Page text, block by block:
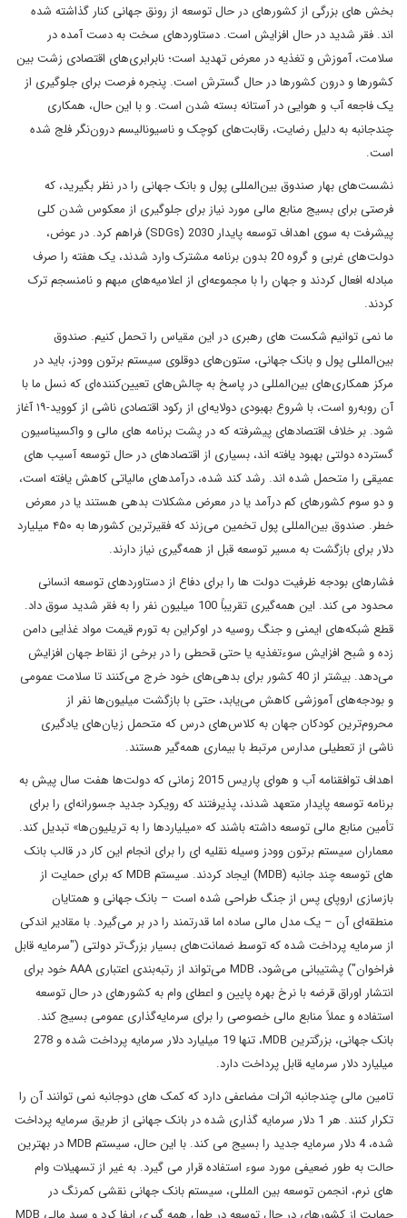
بخش های بزرگی از کشورهای در حال توسعه از رونق جهانی کنار گذاشته شده
اند. فقر شدید در حال افزایش است. دستاوردهای سخت به دست آمده در
سلامت، آموزش و تغذیه در معرض تهدید است؛ نابرابری‌های اقتصادی زشت بین
کشورها و درون کشورها در حال گسترش است. پنجره فرصت برای جلوگیری از
یک فاجعه آب و هوایی در آستانه بسته شدن است. و با این حال، همکاری
چندجانبه به دلیل رضایت، رقابت‌های کوچک و ناسیونالیسم درون‌نگر فلج شده
است.
نشست‌های بهار صندوق بین‌المللی پول و بانک جهانی را در نظر بگیرید، که
فرصتی برای بسیج منابع مالی مورد نیاز برای جلوگیری از معکوس شدن کلی
پیشرفت به سوی اهداف توسعه پایدار 2030 (SDGs) فراهم کرد. در عوض،
دولت‌های غربی و گروه 20 بدون برنامه مشترک وارد شدند، یک هفته را صرف
مبادله افعال کردند و جهان را با مجموعه‌ای از اعلامیه‌های مبهم و نامنسجم ترک
کردند.
ما نمی توانیم شکست های رهبری در این مقیاس را تحمل کنیم. صندوق
بین‌المللی پول و بانک جهانی، ستون‌های دوقلوی سیستم برتون وودز، باید در
مرکز همکاری‌های بین‌المللی در پاسخ به چالش‌های تعیین‌کننده‌ای که نسل ما با
آن روبه‌رو است، با شروع بهبودی دولایه‌ای از رکود اقتصادی ناشی از کووید-۱۹ آغاز
شود. بر خلاف اقتصادهای پیشرفته که در پشت برنامه های مالی و واکسیناسیون
گسترده دولتی بهبود یافته اند، بسیاری از اقتصادهای در حال توسعه آسیب های
عمیقی را متحمل شده اند. رشد کند شده، درآمدهای مالیاتی کاهش یافته است،
و دو سوم کشورهای کم درآمد یا در معرض مشکلات بدهی هستند یا در معرض
خطر. صندوق بین‌المللی پول تخمین می‌زند که فقیرترین کشورها به ۴۵۰ میلیارد
دلار برای بازگشت به مسیر توسعه قبل از همه‌گیری نیاز دارند.
فشارهای بودجه ظرفیت دولت ها را برای دفاع از دستاوردهای توسعه انسانی
محدود می کند. این همه‌گیری تقریباً 100 میلیون نفر را به فقر شدید سوق داد.
قطع شبکه‌های ایمنی و جنگ روسیه در اوکراین به تورم قیمت مواد غذایی دامن
زده و شبح افزایش سوءتغذیه یا حتی قحطی را در برخی از نقاط جهان افزایش
می‌دهد. بیشتر از 40 کشور برای بدهی‌های خود خرج می‌کنند تا سلامت عمومی
و بودجه‌های آموزشی کاهش می‌یابد، حتی با بازگشت میلیون‌ها نفر از
محروم‌ترین کودکان جهان به کلاس‌های درس که متحمل زیان‌های یادگیری
ناشی از تعطیلی مدارس مرتبط با بیماری همه‌گیر هستند.
اهداف توافقنامه آب و هوای پاریس 2015 زمانی که دولت‌ها هفت سال پیش به
برنامه توسعه پایدار متعهد شدند، پذیرفتند که رویکرد جدید جسورانه‌ای را برای
تأمین منابع مالی توسعه داشته باشند که «میلیاردها را به تریلیون‌ها» تبدیل کند.
معماران سیستم برتون وودز وسیله نقلیه ای را برای انجام این کار در قالب بانک
های توسعه چند جانبه (MDB) ایجاد کردند. سیستم MDB که برای حمایت از
بازسازی اروپای پس از جنگ طراحی شده است – بانک جهانی و همتایان
منطقه‌ای آن – یک مدل مالی ساده اما قدرتمند را در بر می‌گیرد. با مقادیر اندکی
از سرمایه پرداخت شده که توسط ضمانت‌های بسیار بزرگ‌تر دولتی ("سرمایه قابل
فراخوان") پشتیبانی می‌شود، MDB می‌تواند از رتبه‌بندی اعتباری AAA خود برای
انتشار اوراق قرضه با نرخ بهره پایین و اعطای وام به کشورهای در حال توسعه
استفاده و عملاً منابع مالی خصوصی را برای سرمایه‌گذاری عمومی بسیج کند.
بانک جهانی، بزرگترین MDB، تنها 19 میلیارد دلار سرمایه پرداخت شده و 278
میلیارد دلار سرمایه قابل پرداخت دارد.
تامین مالی چندجانبه اثرات مضاعفی دارد که کمک های دوجانبه نمی توانند آن را
تکرار کنند. هر 1 دلار سرمایه گذاری شده در بانک جهانی از طریق سرمایه پرداخت
شده، 4 دلار سرمایه جدید را بسیج می کند. با این حال، سیستم MDB در بهترین
حالت به طور ضعیفی مورد سوء استفاده قرار می گیرد. به غیر از تسهیلات وام
های نرم، انجمن توسعه بین المللی، سیستم بانک جهانی نقشی کمرنگ در